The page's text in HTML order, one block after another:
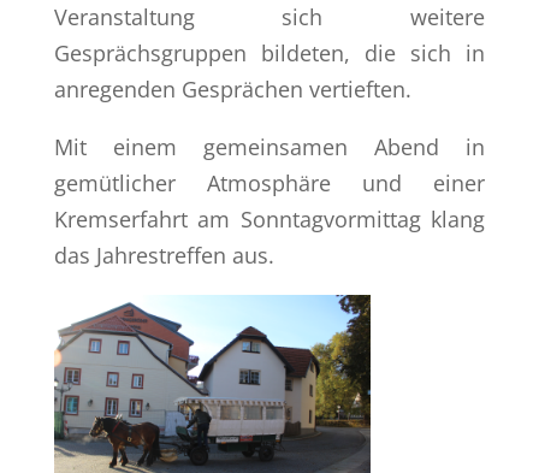
Veranstaltung sich weitere
Gesprächsgruppen bildeten, die sich in
anregenden Gesprächen vertieften.
Mit einem gemeinsamen Abend in
gemütlicher Atmosphäre und einer
Kremserfahrt am Sonntagvormittag klang
das Jahrestreffen aus.